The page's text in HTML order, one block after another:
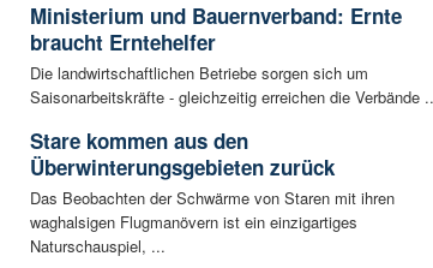
Ministerium und Bauernverband: Ernte
braucht Erntehelfer
Die landwirtschaftlichen Betriebe sorgen sich um
Saisonarbeitskräfte - gleichzeitig erreichen die Verbände
Stare kommen aus den
Überwinterungsgebieten zurück
Das Beobachten der Schwärme von Staren mit ihren
waghalsigen Flugmanövern ist ein einzigartiges
Naturschauspiel, ...